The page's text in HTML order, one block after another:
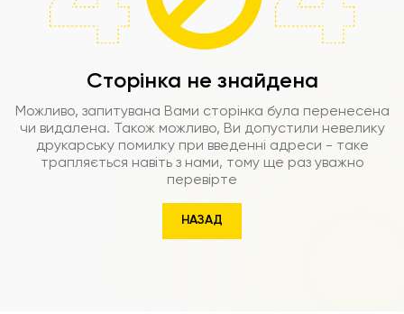
Сторінка не знайдена
Можливо, запитувана Вами сторінка була перенесена
чи видалена. Також можливо, Ви допустили невелику
друкарську помилку при введенні адреси - таке
трапляється навіть з нами, тому ще раз уважно
перевірте
НАЗАД